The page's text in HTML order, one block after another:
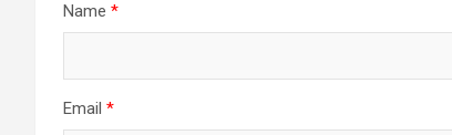
Name *
Email *